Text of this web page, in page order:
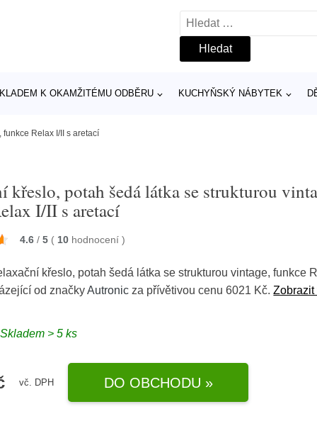
Vyhledávání
K OKAMŽITÉMU ODBĚRU KUCHYŇSKÝ NÁBYTEK
Relax I/II s aretací
křeslo, potah šedá látka se strukturou
I/II s aretací
4.6 / 5 ( 10 hodnocení)
křeslo, potah šedá látka se strukturou vintage, funkce
od značkyAutronic za přívětivou cenu 6021 Kč.Zobrazit
> 5 ks
vč. DPH DO OBCHODU »